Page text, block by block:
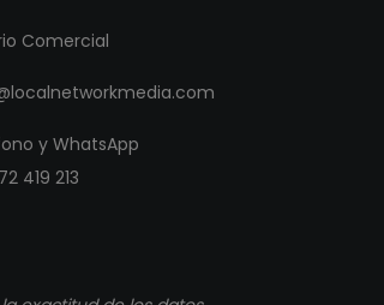
Comercial
y WhatsApp
419 213